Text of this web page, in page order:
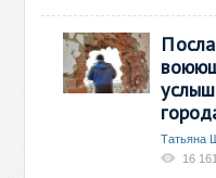
Татьяна
16 161